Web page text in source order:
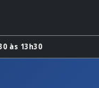
às 13h30